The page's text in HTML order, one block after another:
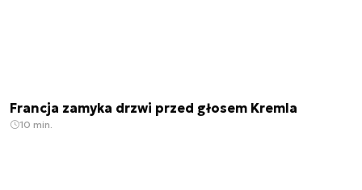
Francja zamyka drzwi przed głosem Kremla
10 min.